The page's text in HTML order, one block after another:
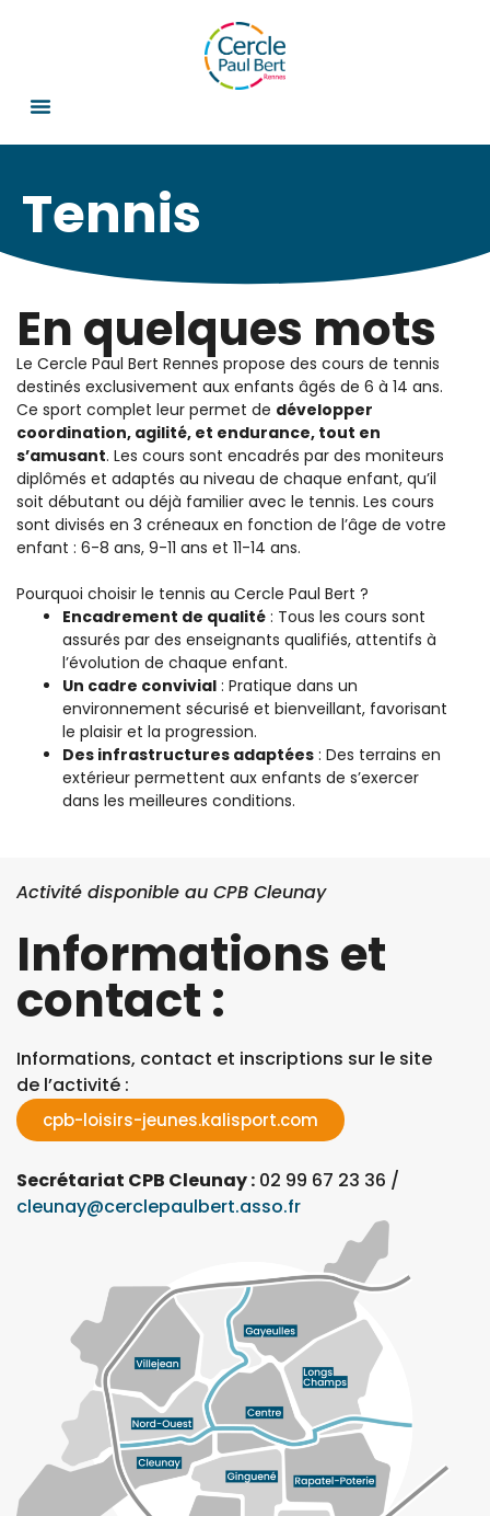
Tennis
En quelques mots
Le Cercle Paul Bert Rennes propose des cours de tennis
destinés exclusivement aux enfants âgés de 6 à 14 ans.
Ce sport complet leur permet de développer
coordination, agilité, et endurance, tout en
s’amusant. Les cours sont encadrés par des moniteurs
diplômés et adaptés au niveau de chaque enfant, qu’il
soit débutant ou déjà familier avec le tennis. Les cours
sont divisés en 3 créneaux en fonction de l’âge de votre
enfant : 6-8 ans, 9-11 ans et 11-14 ans.
Pourquoi choisir le tennis au Cercle Paul Bert ?
Encadrement de qualité : Tous les cours sont
assurés par des enseignants qualifiés, attentifs à
l’évolution de chaque enfant.
Un cadre convivial : Pratique dans un
environnement sécurisé et bienveillant, favorisant
le plaisir et la progression.
Des infrastructures adaptées : Des terrains en
extérieur permettent aux enfants de s’exercer
dans les meilleures conditions.
Activité disponible au CPB Cleunay
Informations et
contact :
Informations, contact et inscriptions sur le site
de l’activité :
cpb-loisirs-jeunes.kalisport.com
Secrétariat CPB Cleunay : 02 99 67 23 36 /
cleunay@cerclepaulbert.asso.fr